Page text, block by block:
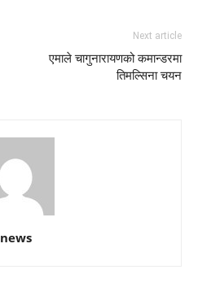
Next article
एमाले चागुनारायणको कमान्डरमा
तिमल्सिना चयन
news